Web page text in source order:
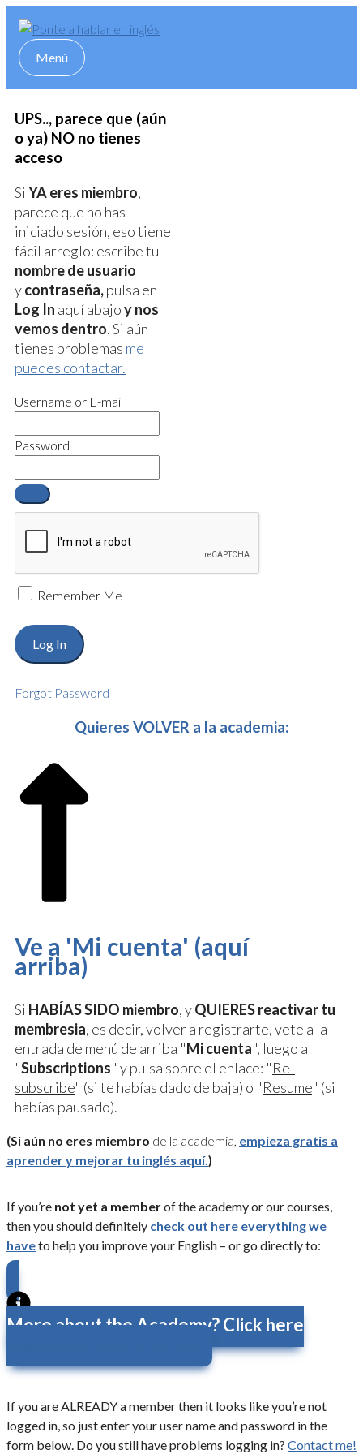
contentMenú
Menú
UPS.., parece que (aún
o ya) NO no tienes
acceso
Si YA eres miembro,
parece que no has
iniciado sesión, eso tiene
fácil arreglo: escribe tu
nombre de usuario
ycontraseña,pulsa en
Log In aquí abajoy nos
vemos dentro. Si aún
tienes problemas me
puedes contactar.
Username or E-mail
Password
Remember Me
Forgot Password
Quieres VOLVER a la academia:
Ve a 'Mi cuenta' (aquí
arriba)
Si HABÍAS SIDO miembro, yQUIERES reactivar tu
membresia, es decir, volver a registrarte, vete a la
entrada de menú de arriba "Mi cuenta", luego a
"Subscriptions" y pulsa sobre el enlace: "Re-
subscribe" (si te habías dado de baja) o "Resume" (si
habías pausado).
(Si aún no eres miembro de la academia, empieza gratis a
aprender y mejorar tu inglés aquí.)
If you’re not yet a memberof the academy or our courses,
then you should definitely check out here everything we
haveto help you improve your English – or go directly to:
More about the Academy? Click here
If you are ALREADY a member then it looks like you’re not
logged in, so just enter your user name and password in the
form below. Do you still have problems logging in? Contact me!